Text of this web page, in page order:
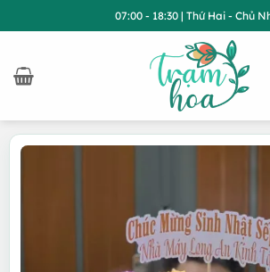
qua
dung
07:00 - 18:30 | Thứ Hai - Chủ